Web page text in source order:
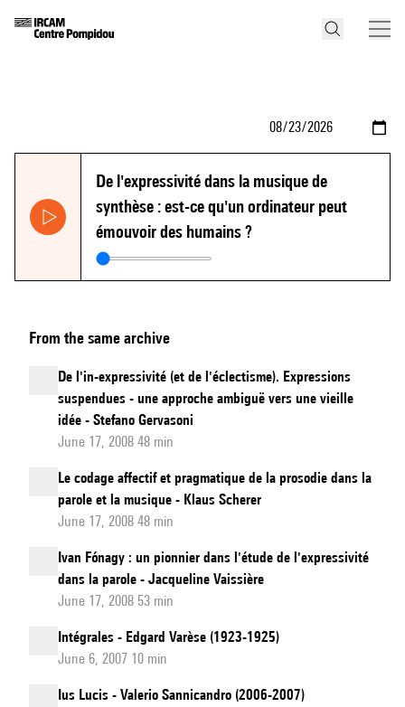
De l'expressivité dans la musique de
synthèse : est-ce qu'un ordinateur peut
émouvoir des humains ?
From the same archive
De l'in-expressivité (et de l'éclectisme). Expressions
suspendues - une approche ambiguë vers une vieille
idée - Stefano Gervasoni
June 17, 2008 48 min
Le codage affectif et pragmatique de la prosodie dans la
parole et la musique - Klaus Scherer
June 17, 2008 48 min
Ivan Fónagy : un pionnier dans l'étude de l'expressivité
dans la parole - Jacqueline Vaissière
June 17, 2008 53 min
Intégrales - Edgard Varèse (1923-1925)
June 6, 2007 10 min
Ius Lucis - Valerio Sannicandro (2006-2007)